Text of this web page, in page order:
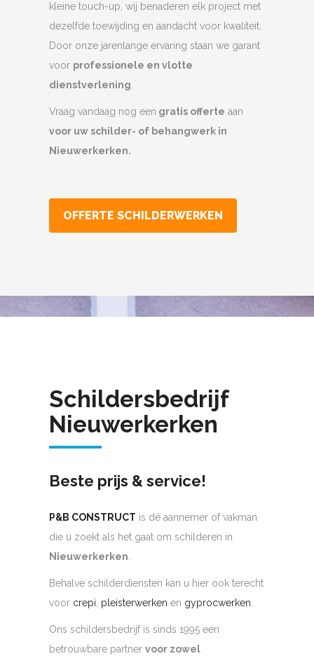
kleine touch-up, wij benaderen elk project met
dezelfde toewijding en aandacht voor kwaliteit.
Door onze jarenlange ervaring staan we garant
voor professionele en vlotte
dienstverlening.
Vraag vandaag nog een gratis offerte aan
voor uw schilder- of behangwerk in
Nieuwerkerken.
OFFERTE SCHILDERWERKEN
Schildersbedrijf
Nieuwerkerken
Beste prijs & service!
P&B CONSTRUCT is dé aannemer of vakman
die u zoekt als het gaat om schilderen in
Nieuwerkerken.
Behalve schilderdiensten kan u hier ook terecht
voor crepi, pleisterwerken en gyprocwerken.
Ons schildersbedrijf is sinds 1995 een
betrouwbare partner voor zowel